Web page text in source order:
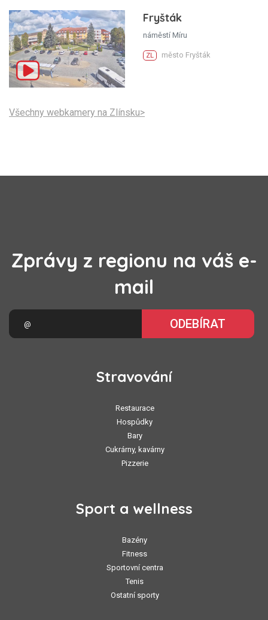
Fryšták
náměstí Míru
ZL město Fryšták
Všechny webkamery na Zlínsku>
Zprávy z regionu na váš e-
mail
ODEBÍRAT
Stravování
Restaurace
Hospůdky
Bary
Cukrárny, kavárny
Pizzerie
Sport a wellness
Bazény
Fitness
Sportovní centra
Tenis
Ostatní sporty